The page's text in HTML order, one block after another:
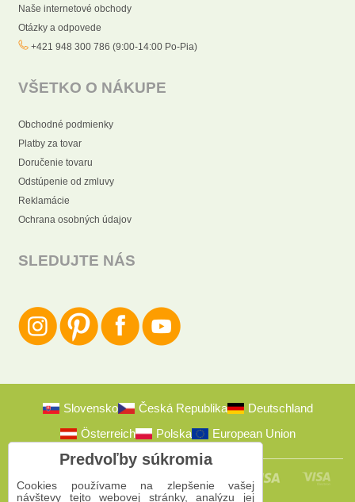
Naše internetové obchody
Otázky a odpovede
+421 948 300 786 (9:00-14:00 Po-Pia)
VŠETKO O NÁKUPE
Obchodné podmienky
Platby za tovar
Doručenie tovaru
Odstúpenie od zmluvy
Reklamácie
Ochrana osobných údajov
SLEDUJTE NÁS
Slovensko Česká Republika
Deutschland
Österreich
Polska European Union
Predvoľby súkromia
Cookies používame na zlepšenie vašej
návštevy tejto webovej stránky, analýzu jej